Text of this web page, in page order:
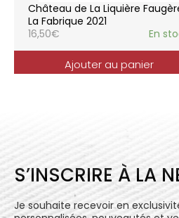
l’expression du terroir.
Château de La Liquière
La Fabrique 2021
16,50€ En
Ajouter au panier
S’INSCRIRE À LA
Je souhaite recevoir en